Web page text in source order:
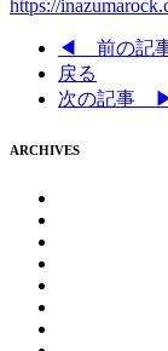
https://
◀ 前の記
戻る
次の記事
ARCHIVES